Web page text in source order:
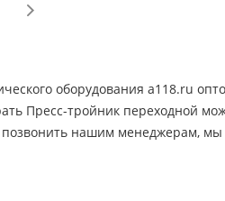
оборудования a118.ru
Пресс-тройник переходной
позвонить нашим менеджерам,